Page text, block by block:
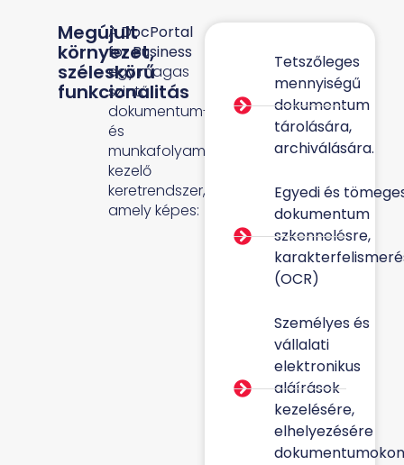
Megújult
környezet,
széleskörű
funkcionalitás
ADocPortal
for Business
egy magas
szintű
dokumentum-
és
munkafolyamat-
kezelő
keretrendszer,
amely képes:
Tetszőleges
mennyiségű
dokumentum
tárolására,
archiválására.
Egyedi és
dokumentum
szkennelésre,
(OCR)
Személyes és
vállalati
elektronikus
aláírások
kezelésére,
elhelyezésére